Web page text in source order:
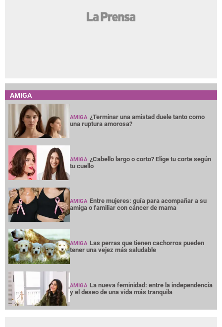
AMIGA
AMIGA ¿Terminar una amistad duele tanto como
una ruptura amorosa?
AMIGA ¿Cabello largo o corto? Elige tu corte según
tu cuello
AMIGA Entre mujeres: guía para acompañar a su
amiga o familiar con cáncer de mama
AMIGA Las perras que tienen cachorros pueden
tener una vejez más saludable
AMIGA La nueva feminidad: entre la independencia
y el deseo de una vida más tranquila